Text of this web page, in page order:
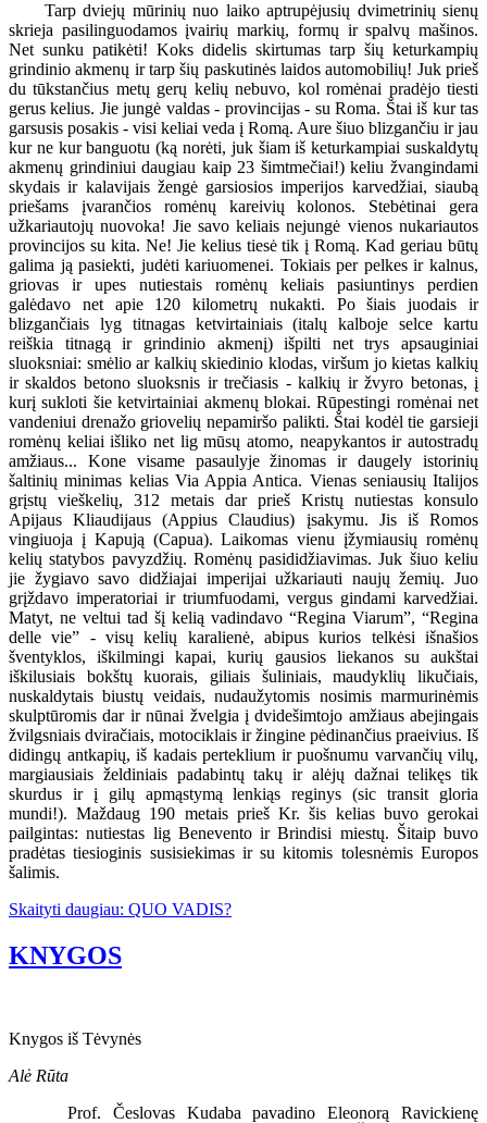
Tarp dviejų mūrinių nuo laiko aptrupėjusių dvimetrinių sienų
skrieja pasilinguodamos įvairių markių, formų ir spalvų mašinos.
Net sunku patikėti! Koks didelis skirtumas tarp šių keturkampių
grindinio akmenų ir tarp šių paskutinės laidos automobilių! Juk prieš
du tūkstančius metų gerų kelių nebuvo, kol romėnai pradėjo tiesti
gerus kelius. Jie jungė valdas - provincijas - su Roma. Štai iš kur tas
garsusis posakis - visi keliai veda į Romą. Aure šiuo blizgančiu ir jau
kur ne kur banguotu (ką norėti, juk šiam iš keturkampiai suskaldytų
akmenų grindiniui daugiau kaip 23 šimtmečiai!) keliu žvangindami
skydais ir kalavijais žengė garsiosios imperijos karvedžiai, siaubą
priešams įvarančios romėnų kareivių kolonos. Stebėtinai gera
užkariautojų nuovoka! Jie savo keliais nejungė vienos nukariautos
provincijos su kita. Ne! Jie kelius tiesė tik į Romą. Kad geriau būtų
galima ją pasiekti, judėti kariuomenei. Tokiais per pelkes ir kalnus,
griovas ir upes nutiestais romėnų keliais pasiuntinys perdien
galėdavo net apie 120 kilometrų nukakti. Po šiais juodais ir
blizgančiais lyg titnagas ketvirtainiais (italų kalboje selce kartu
reiškia titnagą ir grindinio akmenį) išpilti net trys apsauginiai
sluoksniai: smėlio ar kalkių skiedinio klodas, viršum jo kietas kalkių
ir skaldos betono sluoksnis ir trečiasis - kalkių ir žvyro betonas, į
kurį sukloti šie ketvirtainiai akmenų blokai. Rūpestingi romėnai net
vandeniui drenažo griovelių nepamiršo palikti. Štai kodėl tie garsieji
romėnų keliai išliko net lig mūsų atomo, neapykantos ir autostradų
amžiaus... Kone visame pasaulyje žinomas ir daugely istorinių
šaltinių minimas kelias Via Appia Antica. Vienas seniausių Italijos
grįstų vieškelių, 312 metais dar prieš Kristų nutiestas konsulo
Apijaus Kliaudijaus (Appius Claudius) įsakymu. Jis iš Romos
vingiuoja į Kapują (Capua). Laikomas vienu įžymiausių romėnų
kelių statybos pavyzdžių. Romėnų pasididžiavimas. Juk šiuo keliu
jie žygiavo savo didžiajai imperijai užkariauti naujų žemių. Juo
grįždavo imperatoriai ir triumfuodami, vergus gindami karvedžiai.
Matyt, ne veltui tad šį kelią vadindavo “Regina Viarum”, “Regina
delle vie” - visų kelių karalienė, abipus kurios telkėsi išnašios
šventyklos, iškilmingi kapai, kurių gausios liekanos su aukštai
iškilusiais bokštų kuorais, giliais šuliniais, maudyklių likučiais,
nuskaldytais biustų veidais, nudaužytomis nosimis marmurinėmis
skulptūromis dar ir nūnai žvelgia į dvidešimtojo amžiaus abejingais
žvilgsniais dviračiais, motociklais ir žingine pėdinančius praeivius. Iš
didingų antkapių, iš kadais perteklium ir puošnumu varvančių vilų,
margiausiais želdiniais padabintų takų ir alėjų dažnai telikęs tik
skurdus ir į gilų apmąstymą lenkiąs reginys (sic transit gloria
mundi!). Maždaug 190 metais prieš Kr. šis kelias buvo gerokai
pailgintas: nutiestas lig Benevento ir Brindisi miestų. Šitaip buvo
pradėtas tiesioginis susisiekimas ir su kitomis tolesnėmis Europos
šalimis.
Skaityti daugiau: QUO VADIS?
KNYGOS
Knygos iš Tėvynės
Alė Rūta
Prof. Česlovas Kudaba pavadino Eleonorą Ravickienę